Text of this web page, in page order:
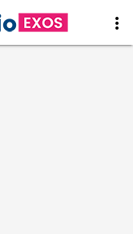
more_vert